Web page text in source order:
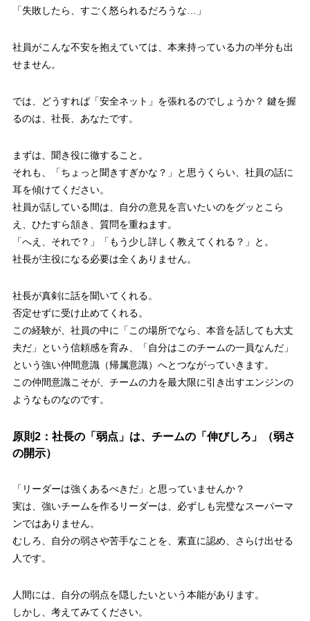
「失敗したら、すごく怒られるだろうな…」
社員がこんな不安を抱えていては、本来持っている力の半分も出
せません。
では、どうすれば「安全ネット」を張れるのでしょうか？ 鍵を握
るのは、社長、あなたです。
まずは、聞き役に徹すること。
それも、「ちょっと聞きすぎかな？」と思うくらい、社員の話に
耳を傾けてください。
社員が話している間は、自分の意見を言いたいのをグッとこら
え、ひたすら頷き、質問を重ねます。
「へえ、それで？」「もう少し詳しく教えてくれる？」と。
社長が主役になる必要は全くありません。
社長が真剣に話を聞いてくれる。
否定せずに受け止めてくれる。
この経験が、社員の中に「この場所でなら、本音を話しても大丈
夫だ」という信頼感を育み、「自分はこのチームの一員なんだ」
という強い仲間意識（帰属意識）へとつながっていきます。
この仲間意識こそが、チームの力を最大限に引き出すエンジンの
ようなものなのです。
原則2：社長の「弱点」は、チームの「伸びしろ」（弱さ
の開示）
「リーダーは強くあるべきだ」と思っていませんか？
実は、強いチームを作るリーダーは、必ずしも完璧なスーパーマ
ンではありません。
むしろ、自分の弱さや苦手なことを、素直に認め、さらけ出せる
人です。
人間には、自分の弱点を隠したいという本能があります。
しかし、考えてみてください。